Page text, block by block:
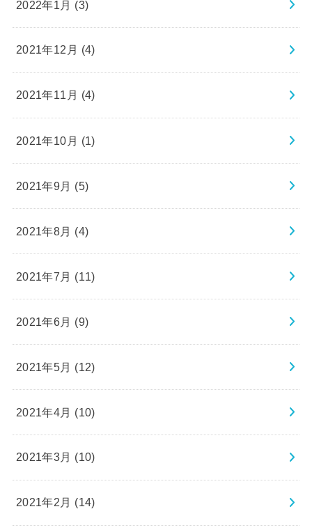
2022年1月 (3)
2021年12月 (4)
2021年11月 (4)
2021年10月 (1)
2021年9月 (5)
2021年8月 (4)
2021年7月 (11)
2021年6月 (9)
2021年5月 (12)
2021年4月 (10)
2021年3月 (10)
2021年2月 (14)